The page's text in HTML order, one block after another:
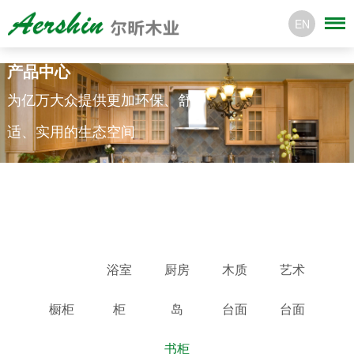
EN
产品中心
为亿万大众提供更加环保、舒
适、实用的生态空间
橱柜
浴室
柜
厨房
岛
木质
台面
艺术
台面
书柜